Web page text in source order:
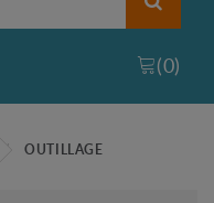
(0)
OUTILLAGE